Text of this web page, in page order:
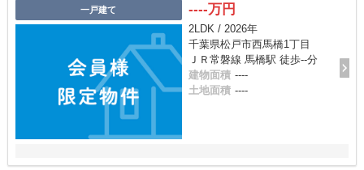
一戸建て ----万円
2LDK / 2026年
千葉県松戸市西馬橋1丁目
ＪＲ常磐線 馬橋駅 徒歩--分
建物面積 ----
土地面積 ----